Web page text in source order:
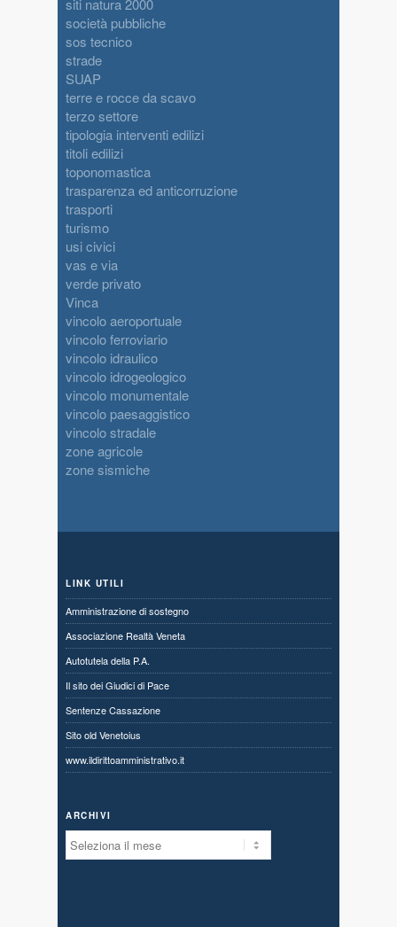
siti natura 2000
società pubbliche
sos tecnico
strade
SUAP
terre e rocce da scavo
terzo settore
tipologia interventi edilizi
titoli edilizi
toponomastica
trasparenza ed anticorruzione
trasporti
turismo
usi civici
vas e via
verde privato
Vinca
vincolo aeroportuale
vincolo ferroviario
vincolo idraulico
vincolo idrogeologico
vincolo monumentale
vincolo paesaggistico
vincolo stradale
zone agricole
zone sismiche
LINK UTILI
Amministrazione di sostegno
Associazione Realtà Veneta
Autotutela della P.A.
Il sito dei Giudici di Pace
Sentenze Cassazione
Sito old Venetoius
www.ildirittoamministrativo.it
ARCHIVI
Archivi